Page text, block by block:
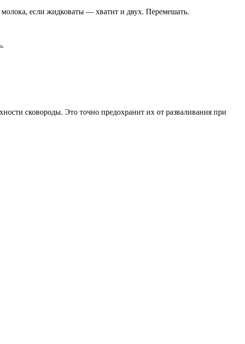
если жидковаты — хватит и двух. Перемешать.
сковороды. Это точно предохранит их от разваливания при